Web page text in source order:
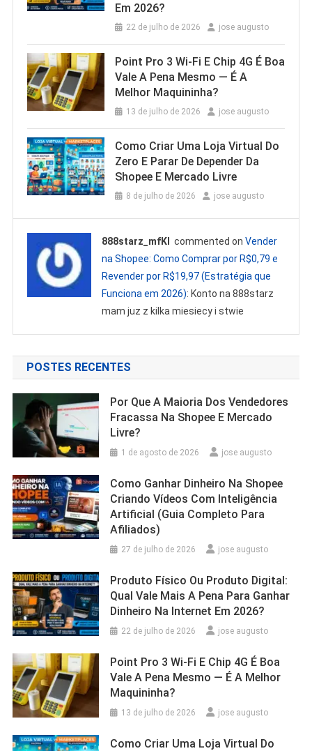
Em 2026?
22 de julho de 2026 jose augusto
Point Pro 3 Wi‑Fi E Chip 4G É Boa
Vale A Pena Mesmo — É A
Melhor Maquininha?
13 de julho de 2026 jose augusto
Como Criar Uma Loja Virtual Do
Zero E Parar De Depender Da
Shopee E Mercado Livre
8 de julho de 2026 jose augusto
888starz_mfKl commented onVender
na Shopee: Como Comprar por R$0,79 e
Revender por R$19,97 (Estratégia que
Funciona em 2026): Konto na 888starz
mam juz z kilka miesiecy i stwie
POSTES RECENTES
Por Que A Maioria Dos Vendedores
Fracassa Na Shopee E Mercado
Livre?
1 de agosto de 2026 jose augusto
Como Ganhar Dinheiro Na Shopee
Criando Vídeos Com Inteligência
Artificial (Guia Completo Para
Afiliados)
27 de julho de 2026 jose augusto
Produto Físico Ou Produto Digital:
Qual Vale Mais A Pena Para Ganhar
Dinheiro Na Internet Em 2026?
22 de julho de 2026 jose augusto
Point Pro 3 Wi‑Fi E Chip 4G É Boa
Vale A Pena Mesmo — É A Melhor
Maquininha?
13 de julho de 2026 jose augusto
Como Criar Uma Loja Virtual Do